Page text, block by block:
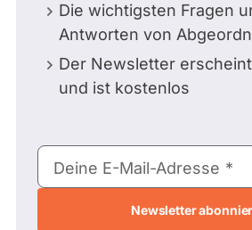
Die wichtigsten Fragen
Antworten von
Der Newsletter
und ist kostenlos
E-
Mail-
Deine E-Mail-Adresse